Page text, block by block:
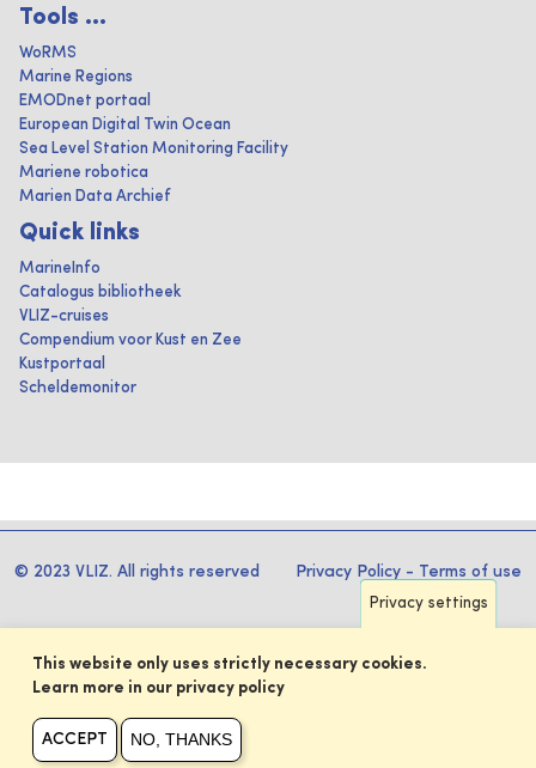
Tools ...
WoRMS
Marine Regions
EMODnet portaal
European Digital Twin Ocean
Sea Level Station Monitoring Facility
Mariene robotica
Marien Data Archief
Quick links
MarineInfo
Catalogus bibliotheek
VLIZ-cruises
Compendium voor Kust en Zee
Kustportaal
Scheldemonitor
© 2023 VLIZ. All rights reserved Privacy Policy - Terms of use
Privacy settings
This website only uses strictly necessary cookies.
Learn more in our privacy policy
ACCEPT NO, THANKS